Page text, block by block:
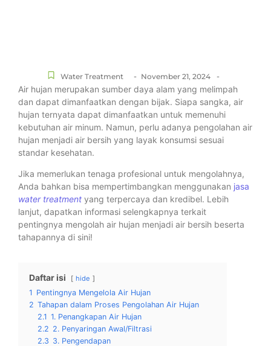
Water Treatment - November 21, 2024 -
Air hujan merupakan sumber daya alam yang melimpah
dan dapat dimanfaatkan dengan bijak. Siapa sangka, air
hujan ternyata dapat dimanfaatkan untuk memenuhi
kebutuhan air minum. Namun, perlu adanya pengolahan air
hujan menjadi air bersih yang layak konsumsi sesuai
standar kesehatan.
Jika memerlukan tenaga profesional untuk mengolahnya,
Anda bahkan bisa mempertimbangkan menggunakan jasa
water treatment yang terpercaya dan kredibel. Lebih
lanjut, dapatkan informasi selengkapnya terkait
pentingnya mengolah air hujan menjadi air bersih beserta
tahapannya di sini!
Daftar isi hide
1 Pentingnya Mengelola Air Hujan
2 Tahapan dalam Proses Pengolahan Air Hujan
2.1 1. Penangkapan Air Hujan
2.2 2. Penyaringan Awal/Filtrasi
2.3 3. Pengendapan